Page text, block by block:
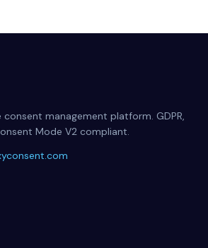
management platform. GDPR,
Mode V2 compliant.